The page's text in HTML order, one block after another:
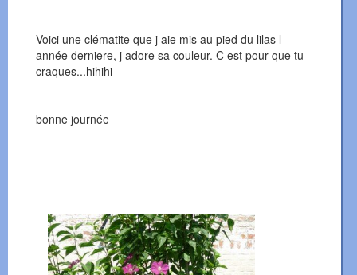
Voici une clématite que j aie mis au pied du lilas l
année derniere, j adore sa couleur. C est pour que tu
craques...hihihi
bonne journée